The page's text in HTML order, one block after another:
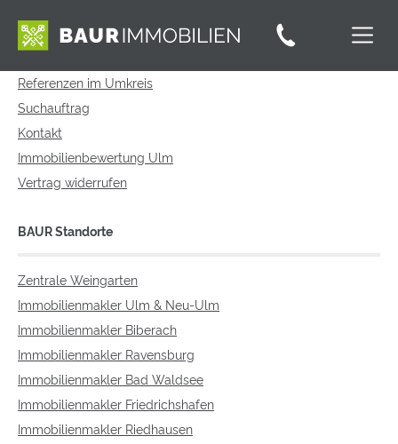
Service
Referenzen im Umkreis
Suchauftrag
Kontakt
Immobilienbewertung Ulm
Vertrag widerrufen
BAUR Standorte
Zentrale Weingarten
Immobilienmakler Ulm & Neu-Ulm
Immobilienmakler Biberach
Immobilienmakler Ravensburg
Immobilienmakler Bad Waldsee
Immobilienmakler Friedrichshafen
Immobilienmakler Riedhausen